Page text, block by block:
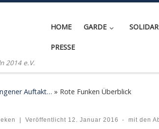
2014 e.V.
HOME GARDE
PRESSE
Auftakt… » Rote Funken Überblick
| Veröffentlicht 12. Januar 2016 - mit den